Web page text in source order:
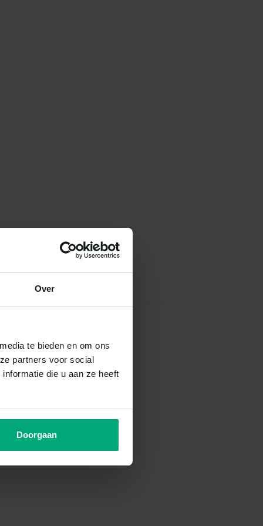
Over
te bieden en om ons
partners voor social
die u aan ze heeft
Doorgaan